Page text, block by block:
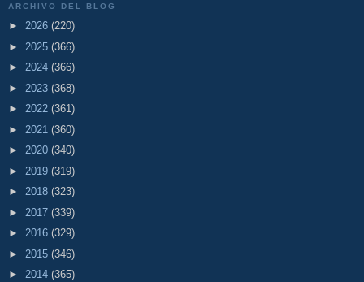
ARCHIVO DEL BLOG
► 2026 (220)
► 2025 (366)
► 2024 (366)
► 2023 (368)
► 2022 (361)
► 2021 (360)
► 2020 (340)
► 2019 (319)
► 2018 (323)
► 2017 (339)
► 2016 (329)
► 2015 (346)
► 2014 (365)